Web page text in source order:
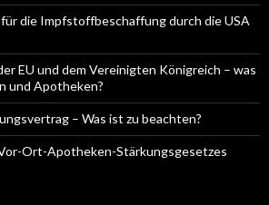
die Impfstoffbeschaffung durch die USA
EU und dem Vereinigten Königreich – was
und Apotheken?
– Was ist zu beachten?
Ort-Apotheken-Stärkungsgesetzes